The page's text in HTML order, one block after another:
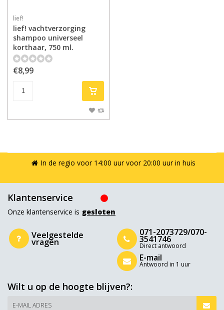
lief!
lief! vachtverzorging
shampoo universeel
korthaar, 750 ml.
€8,99
In de regio voor 14:00 uur voor 20:00 uur in huis
Klantenservice
Onze klantenservice is gesloten
Veelgestelde
vragen
071-2073729/070-
3541746
Direct antwoord
E-mail
Antwoord in 1 uur
Wilt u op de hoogte blijven?:
E-MAIL ADRES